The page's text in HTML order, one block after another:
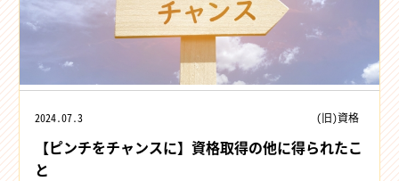
2024.07.3 (旧)資格
【ピンチをチャンスに】資格取得の他に得られたこ
と